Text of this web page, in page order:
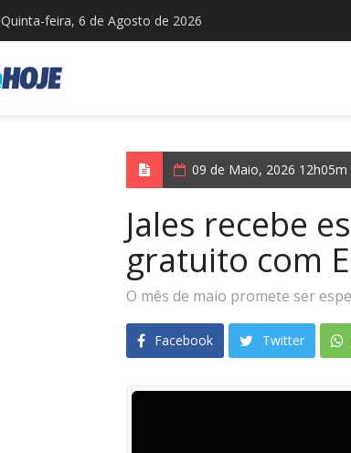
Quinta-feira, 6 de Agosto de 2026
09 de Maio, 2026 12h05m
Jales recebe
gratuito com
O mês de maio promete ser
Facebook Twitter